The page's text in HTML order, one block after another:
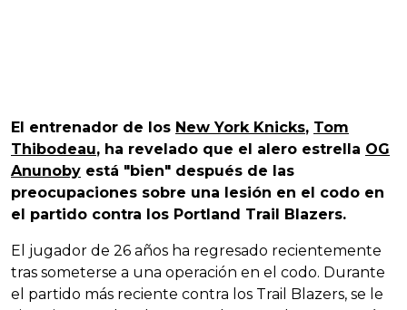
El entrenador de los New York Knicks, Tom
Thibodeau, ha revelado que el alero estrella OG
Anunoby está "bien" después de las
preocupaciones sobre una lesión en el codo en
el partido contra los Portland Trail Blazers.
El jugador de 26 años ha regresado recientemente
tras someterse a una operación en el codo. Durante
el partido más reciente contra los Trail Blazers, se le